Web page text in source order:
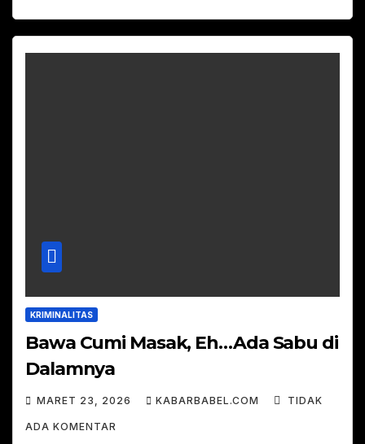
KRIMINALITAS
Bawa Cumi Masak, Eh…Ada Sabu di
Dalamnya
MARET 23, 2026 KABARBABEL.COM TIDAK
ADA KOMENTAR